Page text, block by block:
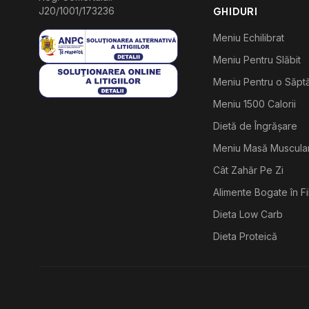
J20/1001/173236
GHIDURI
Meniu Echilibrat
Meniu Pentru Slăbit
Meniu Pentru o
Meniu 1500 Calorii
Dietă de Îngrășare
Meniu Masă
Cât Zahăr Pe Zi
Alimente Bogate în
Dieta Low Carb
Dieta Proteică